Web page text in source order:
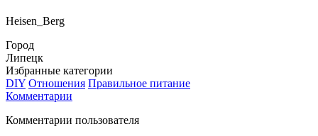
Heisen_Berg
Город
Липецк
Избранные категории
DIY Отношения Правильное питание
Комментарии
Комментарии пользователя